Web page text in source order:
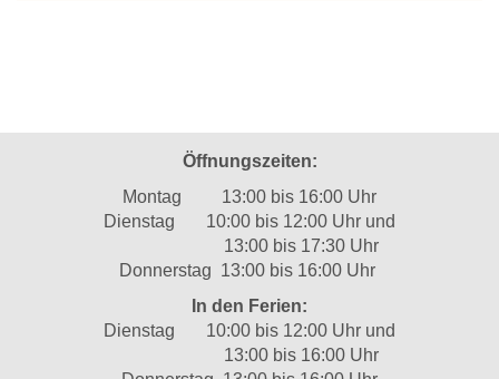
Öffnungszeiten:
Montag 13:00 bis 16:00 Uhr
Dienstag 10:00 bis 12:00 Uhr und
13:00 bis 17:30 Uhr
Donnerstag 13:00 bis 16:00 Uhr
In den Ferien:
Dienstag 10:00 bis 12:00 Uhr und
13:00 bis 16:00 Uhr